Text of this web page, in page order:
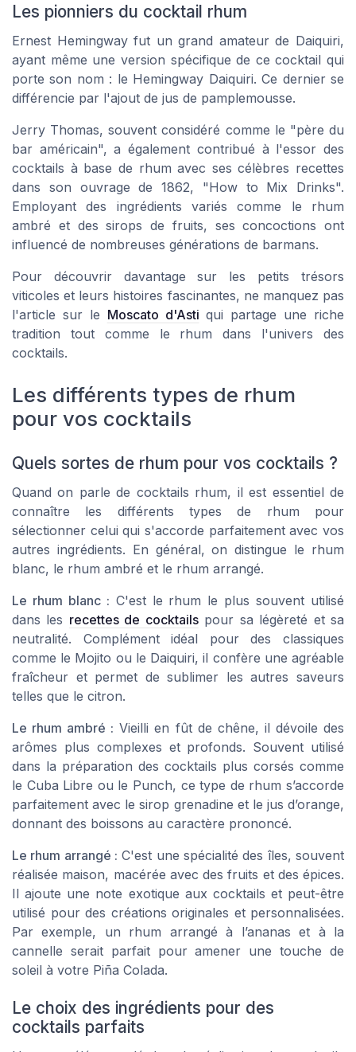
Les pionniers du cocktail rhum
Ernest Hemingway fut un grand amateur de Daiquiri,
ayant même une version spécifique de ce cocktail qui
porte son nom : le Hemingway Daiquiri. Ce dernier se
différencie par l'ajout de jus de pamplemousse.
Jerry Thomas, souvent considéré comme le "père du
bar américain", a également contribué à l'essor des
cocktails à base de rhum avec ses célèbres recettes
dans son ouvrage de 1862, "How to Mix Drinks".
Employant des ingrédients variés comme le rhum
ambré et des sirops de fruits, ses concoctions ont
influencé de nombreuses générations de barmans.
Pour découvrir davantage sur les petits trésors
viticoles et leurs histoires fascinantes, ne manquez pas
l'article sur le Moscato d'Asti qui partage une riche
tradition tout comme le rhum dans l'univers des
cocktails.
Les différents types de rhum
pour vos cocktails
Quels sortes de rhum pour vos cocktails ?
Quand on parle de cocktails rhum, il est essentiel de
connaître les différents types de rhum pour
sélectionner celui qui s'accorde parfaitement avec vos
autres ingrédients. En général, on distingue le rhum
blanc, le rhum ambré et le rhum arrangé.
Le rhum blanc : C'est le rhum le plus souvent utilisé
dans les recettes de cocktailspour sa légèreté et sa
neutralité. Complément idéal pour des classiques
comme le Mojito ou le Daiquiri, il confère une agréable
fraîcheur et permet de sublimer les autres saveurs
telles que le citron.
Le rhum ambré : Vieilli en fût de chêne, il dévoile des
arômes plus complexes et profonds. Souvent utilisé
dans la préparation des cocktails plus corsés comme
le Cuba Libre ou le Punch, ce type de rhum s’accorde
parfaitement avec le sirop grenadine et le jus d’orange,
donnant des boissons au caractère prononcé.
Le rhum arrangé : C'est une spécialité des îles, souvent
réalisée maison, macérée avec des fruits et des épices.
Il ajoute une note exotique aux cocktails et peut-être
utilisé pour des créations originales et personnalisées.
Par exemple, un rhum arrangé à l’ananas et à la
cannelle serait parfait pour amener une touche de
soleil à votre Piña Colada.
Le choix des ingrédients pour des
cocktails parfaits